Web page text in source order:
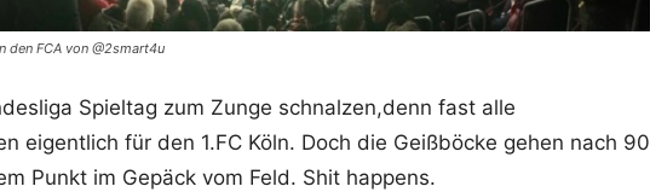
den FCA von @2smart4u
Spieltag zum Zunge schnalzen,denn fast alle
eigentlich für den 1.FC Köln. Doch die Geißböcke gehen nach 90
Punkt im Gepäck vom Feld. Shit happens.